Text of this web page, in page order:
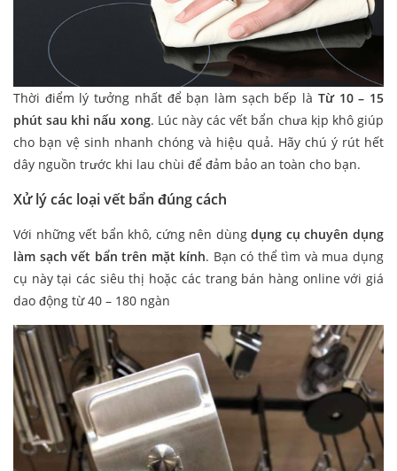
Thời điểm lý tưởng nhất để bạn làm sạch bếp là Từ 10 – 15
phút sau khi nấu xong. Lúc này các vết bẩn chưa kịp khô giúp
cho bạn vệ sinh nhanh chóng và hiệu quả. Hãy chú ý rút hết
dây nguồn trước khi lau chùi để đảm bảo an toàn cho bạn.
Xử lý các loại vết bẩn đúng cách
Với những vết bẩn khô, cứng nên dùngdụng cụ chuyên dụng
làm sạch vết bẩn trên mặt kính. Bạn có thể tìm và mua dụng
cụ này tại các siêu thị hoặc các trang bán hàng online với giá
dao động từ 40 – 180 ngàn